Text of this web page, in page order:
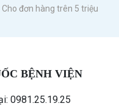
Cho đơn hàng trên 5 triệu
BỆNH VIỆN
0981.25.19.25